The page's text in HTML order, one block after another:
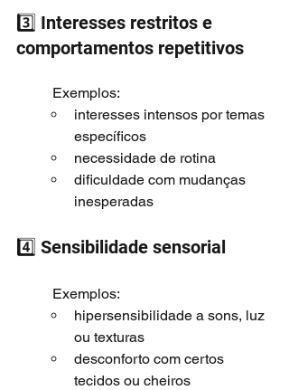
3️⃣ Interesses restritos e
comportamentos repetitivos
	Exemplos:
interesses intensos por temas
específicos
necessidade de rotina
dificuldade com mudanças
inesperadas
4️⃣ Sensibilidade sensorial
	Exemplos:
hipersensibilidade a sons, luz
ou texturas
desconforto com certos
tecidos ou cheiros